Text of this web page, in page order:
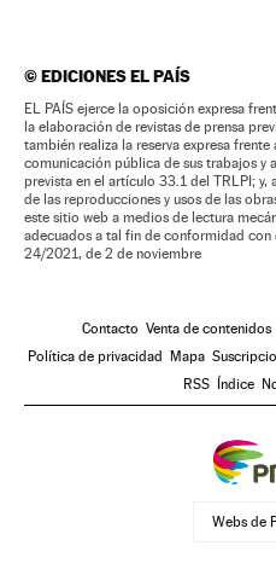
©EDICIONES EL PAÍS
EL PAÍS ejerce la oposición expresa
la elaboración de revistas de prensa
también realiza la reserva expresa
comunicación pública de sus trabajos y
prevista en el artículo 33.1 del TRLPI; y,
de las reproducciones y usos de las
este sitio web a medios de lectura
adecuados a tal fin de conformidad
24/2021, de 2 de noviembre
Contacto Venta de contenidos
Política de privacidad
Mapa
RSS
Índice
Webs de